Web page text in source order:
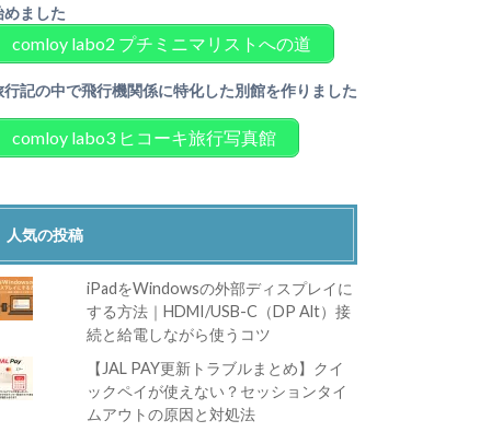
めました
comloy labo2 プチミニマリストへの道
行記の中で飛行機関係に特化した別館を作りました
comloy labo3 ヒコーキ旅行写真館
人気の投稿
iPadをWindowsの外部ディスプレイに
する方法｜HDMI/USB-C（DP Alt）接
続と給電しながら使うコツ
【JAL PAY更新トラブルまとめ】クイ
ックペイが使えない？セッションタイ
ムアウトの原因と対処法